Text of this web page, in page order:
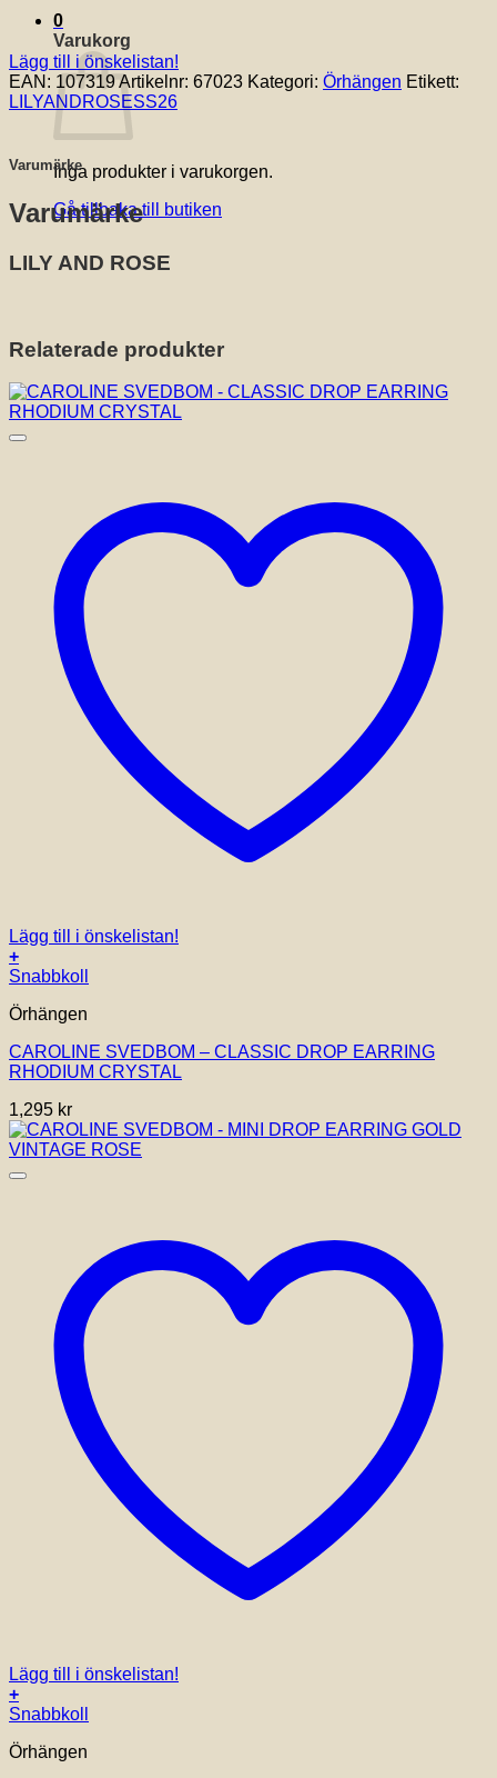
0
Varukorg
Inga produkter i varukorgen.
Gå tillbaka till butiken
Lägg till i önskelistan!
EAN: 107319Artikelnr: 67023 Kategori: Örhängen Etikett:
LILYANDROSESS26
Varumärke
Varumärke
LILY AND ROSE
Relaterade produkter
Lägg till i önskelistan!
+
Snabbkoll
Örhängen
CAROLINE SVEDBOM – CLASSIC DROP EARRING
RHODIUM CRYSTAL
1,295 kr
Lägg till i önskelistan!
+
Snabbkoll
Örhängen